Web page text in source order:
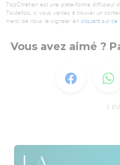
TopChrétien est une plate-forme diffuseur
Toutefois, si vous veniez à trouver un
merci de nous le signaler en cliquant sur ce
Vous avez aimé ?
1